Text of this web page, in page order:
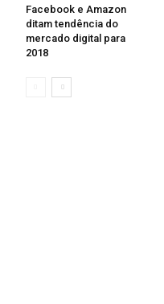
Facebook e Amazon
ditam tendência do
mercado digital para
2018